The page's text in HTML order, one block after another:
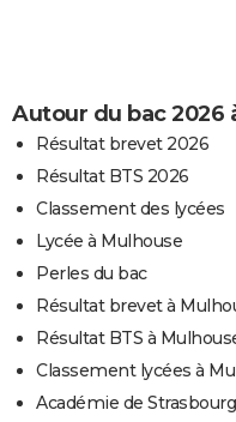
Autour du bac 2026
Résultat brevet 2026
Résultat BTS 2026
Classement des lycées
Lycée à Mulhouse
Perles du bac
Résultat brevet à
Résultat BTS à
Classement lycées à
Académie de Strasbourg